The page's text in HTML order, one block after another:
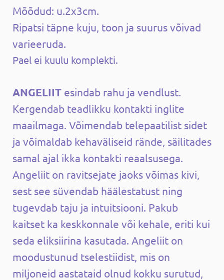
Mõõdud: u.2x3cm.
Ripatsi täpne kuju, toon ja suurus võivad
varieeruda.
Pael ei kuulu komplekti.
ANGELIIT esindab rahu ja vendlust.
Kergendab teadlikku kontakti inglite
maailmaga. Võimendab telepaatilist sidet
ja võimaldab kehaväliseid rände, säilitades
samal ajal ikka kontakti reaalsusega.
Angeliit on ravitsejate jaoks võimas kivi,
sest see süvendab häälestatust ning
tugevdab taju ja intuitsiooni. Pakub
kaitset ka keskkonnale või kehale, eriti kui
seda eliksiirina kasutada. Angeliit on
moodustunud tselestiidist, mis on
miljoneid aastataid olnud kokku surutud,